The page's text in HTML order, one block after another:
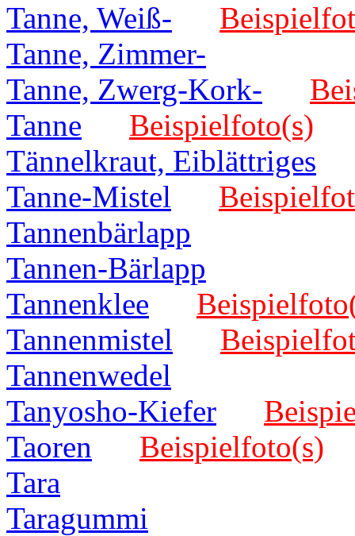
Tanne, Weiß-
Tanne, Zimmer-
Tanne, Zwerg-Kork-
Tanne
Beispielfoto(s)
Tännelkraut, Eiblättriges
Tanne-Mistel
Tannenbärlapp
Tannen-Bärlapp
Tannenklee
Tannenmistel
Tannenwedel
Tanyosho-Kiefer
Taoren
Beispielfoto(s)
Tara
Taragummi